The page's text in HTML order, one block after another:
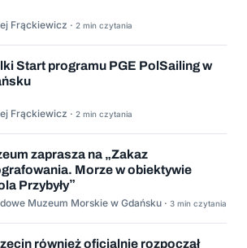
Frąckiewicz · 2 min czytania
Start programu PGE PolSailing w
Frąckiewicz · 2 min czytania
zaprasza na „Zakaz
Morze w obiektywie
Przybyły”
Muzeum Morskie w Gdańsku · 3 min czytania
również oficjalnie rozpoczął